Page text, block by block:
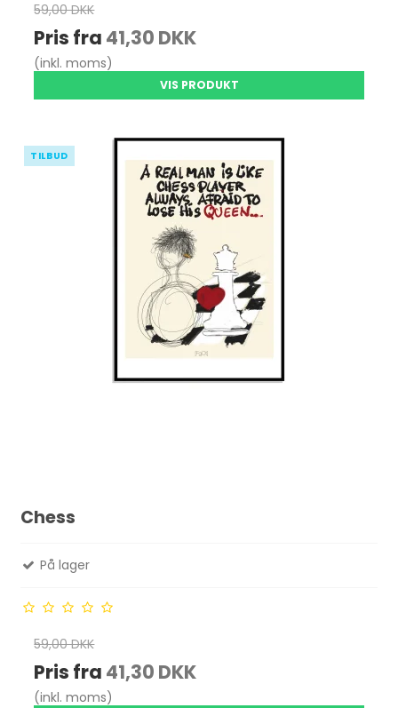
59,00 DKK
Pris fra 41,30 DKK
(inkl. moms)
VIS PRODUKT
TILBUD
Chess
På lager
59,00 DKK
Pris fra 41,30 DKK
(inkl. moms)